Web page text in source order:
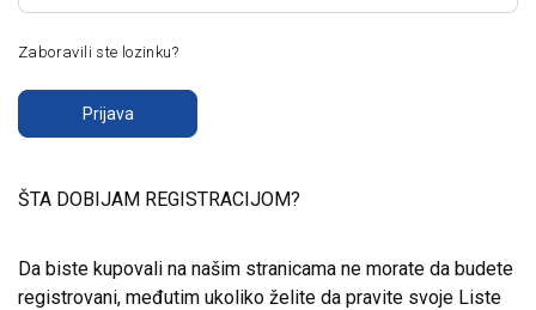
Zaboravili ste lozinku?
Prijava
ŠTA DOBIJAM REGISTRACIJOM?
Da biste kupovali na našim stranicama ne morate da budete
registrovani, međutim ukoliko želite da pravite svoje Liste